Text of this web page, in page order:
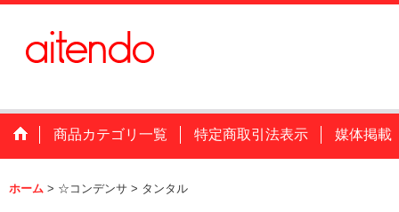
商品カテゴリ一覧 特定商取引法表示 媒体掲載
ホーム > ☆コンデンサ > タンタル